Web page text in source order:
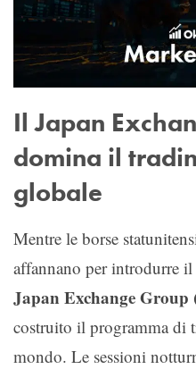
Il Japan
domina il
globale
Mentre le borse
affannano per introdurre
Japan Exchange Group
costruito il programma di
mondo. Le sessioni